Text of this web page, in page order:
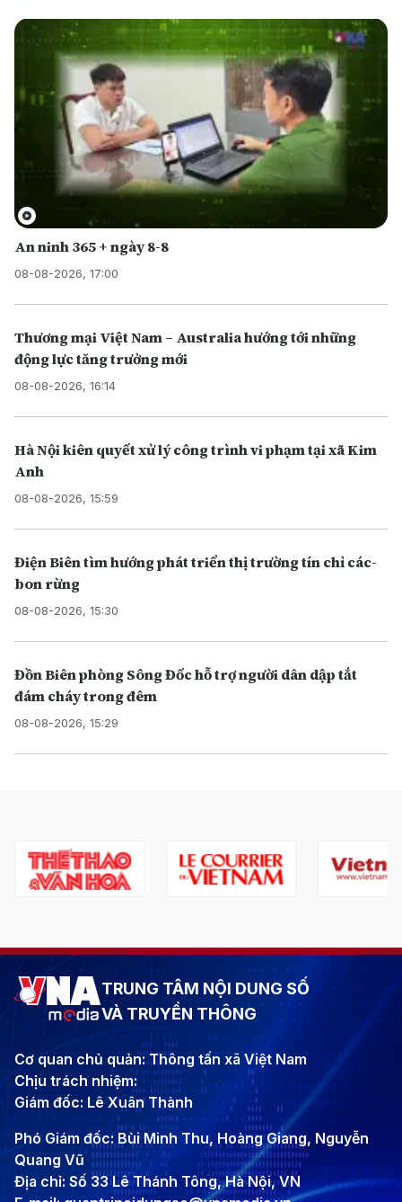
An ninh 365 + ngày 8-8
08-08-2026, 17:00
Thương mại Việt Nam – Australia hướng tới những
động lực tăng trưởng mới
08-08-2026, 16:14
Hà Nội kiên quyết xử lý công trình vi phạm tại xã Kim
Anh
08-08-2026, 15:59
Điện Biên tìm hướng phát triển thị trường tín chỉ các-
bon rừng
08-08-2026, 15:30
Đồn Biên phòng Sông Đốc hỗ trợ người dân dập tắt
đám cháy trong đêm
08-08-2026, 15:29
TRUNG TÂM NỘI DUNG SỐ
VÀ TRUYỀN THÔNG
Cơ quan chủ quản: Thông tấn xã Việt Nam
Chịu trách nhiệm:
Giám đốc: Lê Xuân Thành
Phó Giám đốc: Bùi Minh Thu, Hoàng Giang, Nguyễn
Quang Vũ
Địa chỉ: Số 33 Lê Thánh Tông, Hà Nội, VN